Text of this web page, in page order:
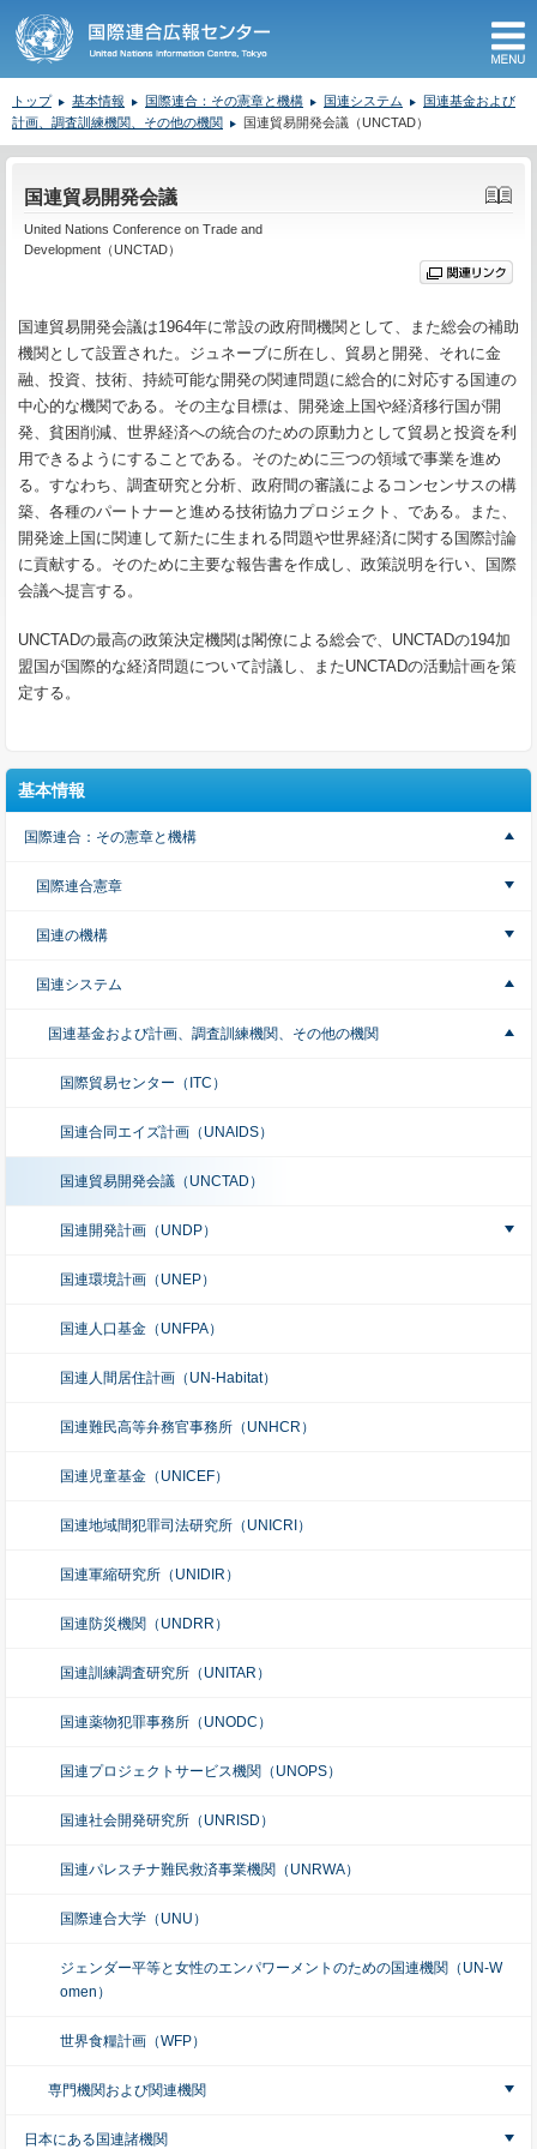
トップ 基本情報 国際連合：その憲章と機構 国連システム
国連基金および
計画、調査訓練機関、その他の機関
国連貿易開発会議（UNCTAD）
国連貿易開発会議
United Nations Conference on Trade and
Development（UNCTAD）
国連貿易開発会議は1964年に常設の政府間機関として、また総会の補助
機関として設置された。ジュネーブに所在し、貿易と開発、それに金
融、投資、技術、持続可能な開発の関連問題に総合的に対応する国連の
中心的な機関である。その主な目標は、開発途上国や経済移行国が開
発、貧困削減、世界経済への統合のための原動力として貿易と投資を利
用できるようにすることである。そのために三つの領域で事業を進め
る。すなわち、調査研究と分析、政府間の審議によるコンセンサスの構
築、各種のパートナーと進める技術協力プロジェクト、である。また、
開発途上国に関連して新たに生まれる問題や世界経済に関する国際討論
に貢献する。そのために主要な報告書を作成し、政策説明を行い、国際
会議へ提言する。
UNCTADの最高の政策決定機関は閣僚による総会で、UNCTADの194加
盟国が国際的な経済問題について討議し、またUNCTADの活動計画を策
定する。
基本情報
国際連合：その憲章と機構
国際連合憲章
国連の機構
国連システム
国連基金および計画、調査訓練機関、その他の機関
国際貿易センター（ITC）
国連合同エイズ計画（UNAIDS）
国連貿易開発会議（UNCTAD）
国連開発計画（UNDP）
国連環境計画（UNEP）
国連人口基金（UNFPA）
国連人間居住計画（UN-Habitat）
国連難民高等弁務官事務所（UNHCR）
国連児童基金（UNICEF）
国連地域間犯罪司法研究所（UNICRI）
国連軍縮研究所（UNIDIR）
国連防災機関（UNDRR）
国連訓練調査研究所（UNITAR）
国連薬物犯罪事務所（UNODC）
国連プロジェクトサービス機関（UNOPS）
国連社会開発研究所（UNRISD）
国連パレスチナ難民救済事業機関（UNRWA）
国際連合大学（UNU）
ジェンダー平等と女性のエンパワーメントのための国連機関（UN-W
omen）
世界食糧計画（WFP）
専門機関および関連機関
日本にある国連諸機関